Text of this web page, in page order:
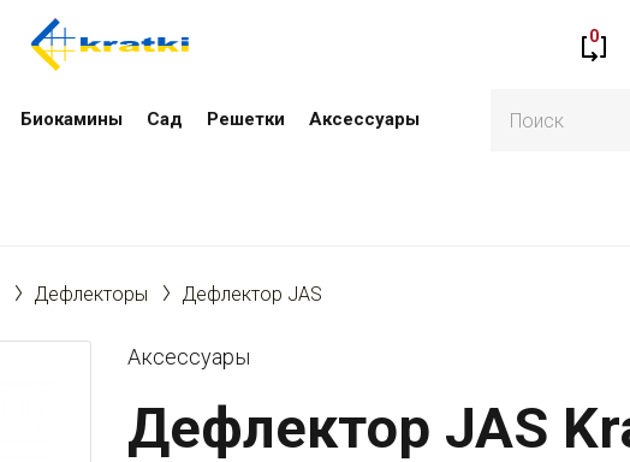
0
Биокамины Сад Решетки Аксессуары
Дефлекторы Дефлектор JAS
Аксессуары
Дефлектор JAS